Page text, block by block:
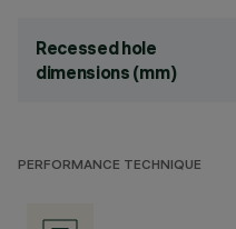
Recessed hole
dimensions (mm)
PERFORMANCE TECHNIQUE